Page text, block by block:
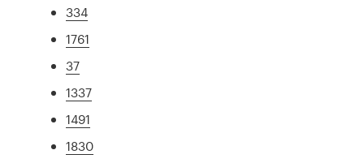
334
1761
37
1337
1491
1830